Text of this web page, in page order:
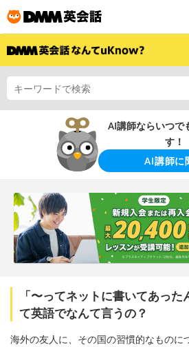
AI講師ならいつで
す！
AI講師に
「〜ってネットに書いてあっ
て英語でなんて言うの？
海外の友人に、その国の習慣的なものに